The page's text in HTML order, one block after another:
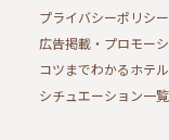
プライバシーポリシー
広告掲載・プロモー
コツまでわかるホテ
シチュエーション一覧